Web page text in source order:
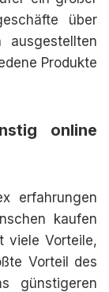
über
ausgestellten
Produkte
online
erfahrungen
kaufen
viele Vorteile,
Vorteil des
günstigeren